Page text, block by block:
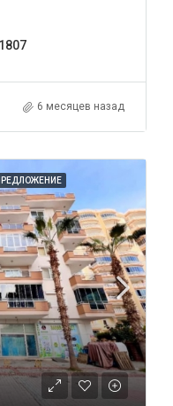
6 месяцев назад